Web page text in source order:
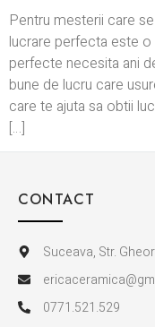
Pentru mesterii care
lucrare perfecta este o
perfecte necesita ani
bune de lucru care
care te ajuta sa obtii
[…]
CONTACT
Suceava, Str.
0771.521.529